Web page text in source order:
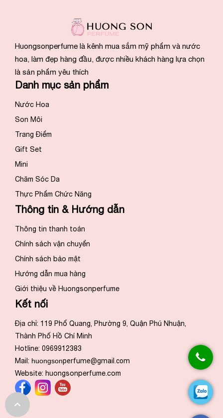
Huongsonperfume là kênh mua sắm mỹ phẩm và nước
hoa, làm đẹp hàng đầu, được nhiều khách hàng lựa chọn
là sản phẩm yêu thích
Danh mục sản phẩm
Nước Hoa
Son Môi
Trang Điểm
Gift Set
Mini
Chăm Sóc Da
Thực Phẩm Chức Năng
Thông tin & Hướng dẫn
Thông tin thanh toán
Chính sách vận chuyển
Chính sách bảo mật
Hướng dẫn mua hàng
Giới thiệu về Huongsonperfume
Kết nối
Địa chỉ: 119 Phổ Quang, Phường 9, Quận Phú Nhuận,
Thành Phố Hồ Chí Minh
Hotline: 0969912383
Mail: huongsonperfume@gmail.com
Website: huongsonperfume.com